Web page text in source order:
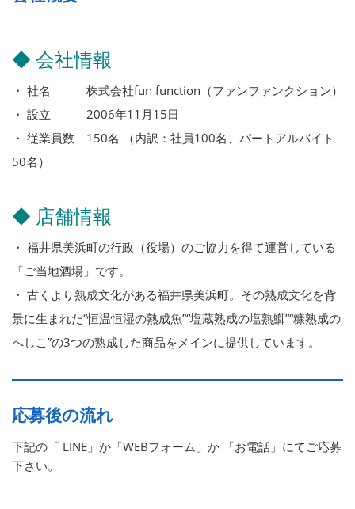
◆ 会社情報
・ 社名 株式会社fun function（ファンファンクション）
・ 設立 2006年11月15日
・ 従業員数 150名 （内訳：社員100名、パートアルバイト
50名）
◆ 店舗情報
・ 福井県美浜町の行政（役場）のご協力を得て運営している
「ご当地酒場」です。
・ 古くより熟成文化がある福井県美浜町。その熟成文化を背
景に生まれた“恒温恒湿の熟成魚”“塩蔵熟成の塩熟鰤”“糠熟成の
へしこ”の3つの熟成した商品をメインに提供しています。
応募後の流れ
下記の「 LINE」か「WEBフォーム」か 「お電話」にてご応募
下さい。